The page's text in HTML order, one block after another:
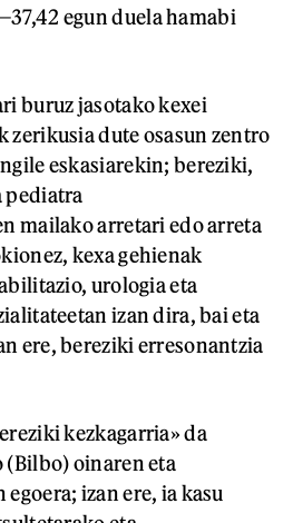
egun duela hamabi
buruz jasotako kexei
zerikusia dute osasun zentro
eskasiarekin; bereziki,
pediatra
mailako arretari edo arreta
kexa gehienak
urologia eta
izan dira, bai eta
ere, bereziki erresonantzia
kezkagarria» da
oinaren eta
izan ere, ia kasu